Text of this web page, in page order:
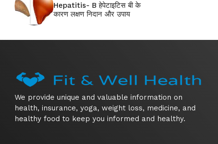
Hepatitis- B हेपेटाइटिस बी के
कारण लक्षण निदान और उपाय
We provide unique and valuable information on
health, insurance, yoga, weight loss, medicine, and
healthy food to keep you informed and healthy.